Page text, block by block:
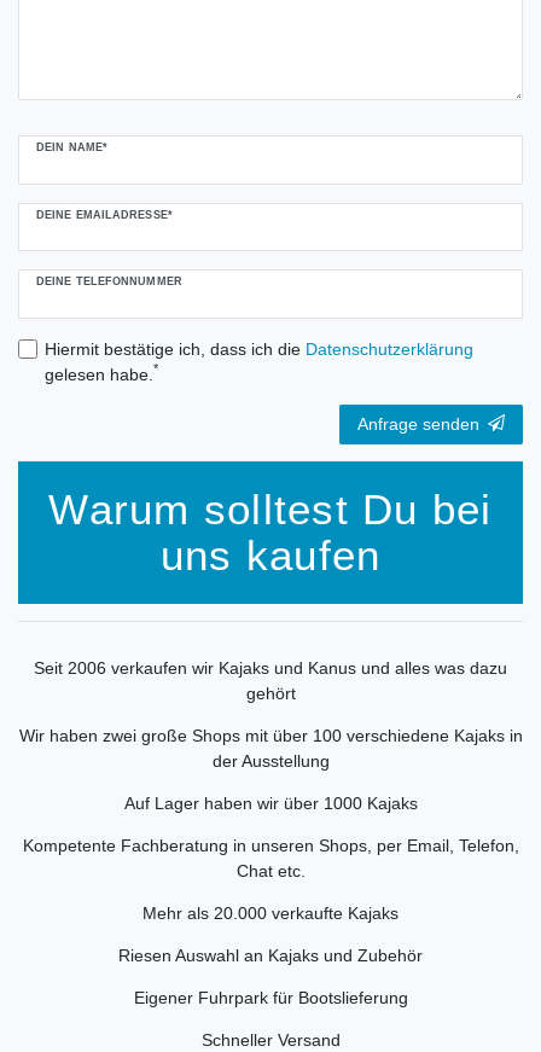
DEIN NAME*
DEINE EMAILADRESSE*
DEINE TELEFONNUMMER
Hiermit bestätige ich, dass ich die Daten­schutz­erklärung
gelesen habe. *
Anfrage senden
Warum solltest Du bei
uns kaufen
Seit 2006 verkaufen wir Kajaks und Kanus und alles was dazu
gehört
Wir haben zwei große Shops mit über 100 verschiedene Kajaks in
der Ausstellung
Auf Lager haben wir über 1000 Kajaks
Kompetente Fachberatung in unseren Shops, per Email, Telefon,
Chat etc.
Mehr als 20.000 verkaufte Kajaks
Riesen Auswahl an Kajaks und Zubehör
Eigener Fuhrpark für Bootslieferung
Schneller Versand